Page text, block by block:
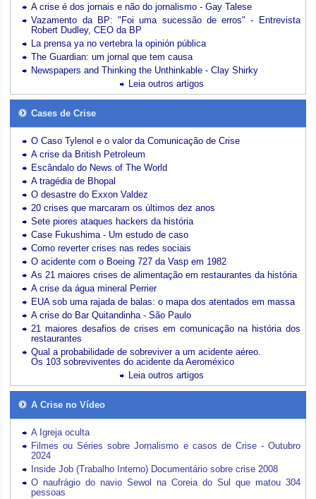
A crise é dos jornais e não do jornalismo - Gay Talese
Vazamento da BP: "Foi uma sucessão de erros" - Entrevista
Robert Dudley, CEO da BP
La prensa ya no vertebra la opinión pública
The Guardian: um jornal que tem causa
Newspapers and Thinking the Unthinkable - Clay Shirky
Leia outros artigos
Cases de Crise
O Caso Tylenol e o valor da Comunicação de Crise
A crise da British Petroleum
Escândalo do News of The World
A tragédia de Bhopal
O desastre do Exxon Valdez
20 crises que marcaram os últimos dez anos
Sete piores ataques hackers da história
Case Fukushima - Um estudo de caso
Como reverter crises nas redes sociais
O acidente com o Boeing 727 da Vasp em 1982
As 21 maiores crises de alimentação em restaurantes da história
A crise da água mineral Perrier
EUA sob uma rajada de balas: o mapa dos atentados em massa
A crise do Bar Quitandinha - São Paulo
21 maiores desafios de crises em comunicação na história dos
restaurantes
Qual a probabilidade de sobreviver a um acidente aéreo.
Os 103 sobreviventes do acidente da Aeroméxico
Leia outros artigos
A Crise no Vídeo
A Igreja oculta
Filmes ou Séries sobre Jornalismo e casos de Crise - Outubro
2024
Inside Job (Trabalho Interno) Documentário sobre crise 2008
O naufrágio do navio Sewol na Coreia do Sul que matou 304
pessoas